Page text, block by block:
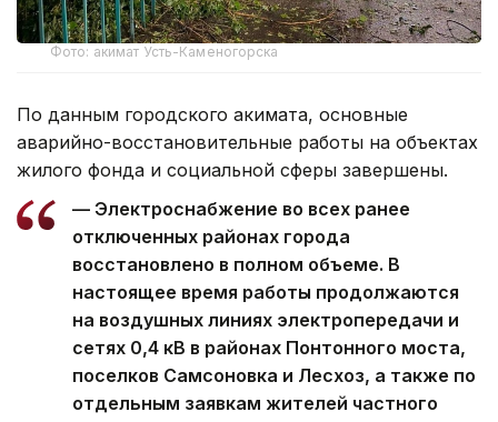
Фото: акимат Усть-Каменогорска
По данным городского акимата, основные
аварийно-восстановительные работы на объектах
жилого фонда и социальной сферы завершены.
— Электроснабжение во всех ранее
отключенных районах города
восстановлено в полном объеме. В
настоящее время работы продолжаются
на воздушных линиях электропередачи и
сетях 0,4 кВ в районах Понтонного моста,
поселков Самсоновка и Лесхоз, а также по
отдельным заявкам жителей частного